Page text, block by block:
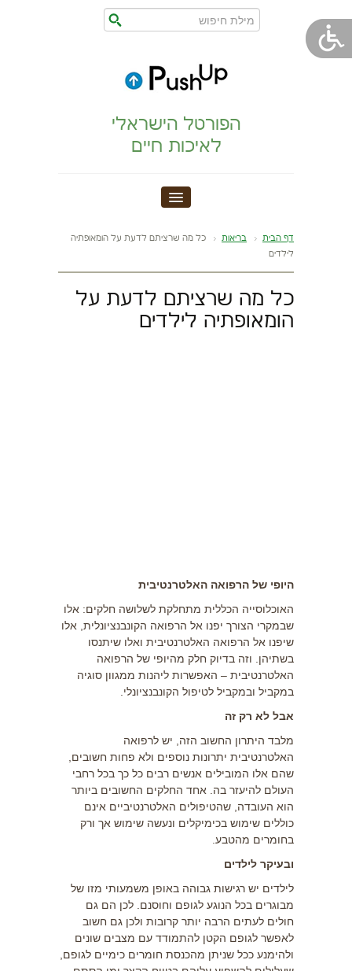
הפורטל הישראלי
לאיכות חיים
חדר כושר
הצהרת נגישות
הריון,לידה,תינוק
דף הבית בריאות
כל מה שרציתם לדעת על הומאופתיה
לילדים
כל מה שרציתם לדעת על
הומאופתיה לילדים
היופי של הרפואה האלטרנטיבית
האוכלוסייה הכללית מתחלקת לשלושה חלקים: אלו
שבמקרי הצורך יפנו אל הרפואה הקונבנציונלית, אלו
שיפנו אל הרפואה האלטרנטיבית ואלו שיתנסו
בשתיהן. וזה בדיוק חלק מהיופי של הרפואה
האלטרנטיבית – האפשרות ליהנות ממגוון סוגיה
במקביל ובמקביל לטיפול הקונבנציונלי.
אבל לא רק זה
מלבד היתרון החשוב הזה, יש לרפואה
האלטרנטיבית יתרונות נוספים ולא פחות חשובים,
שהם אלו המובילים אנשים רבים כל כך בכל רחבי
העולם להיעזר בה. אחד החלקים החשובים ביותר
הוא העובדה, שהטיפולים האלטרנטיביים אינם
כוללים שימוש בכימיקלים ונעשה שימוש אך ורק
בחומרים מהטבע.
ובעיקר לילדים
לילדים יש רגישות גבוהה באופן משמעותי מזו של
מבוגרים בכל הנוגע לגופם וחוסנם. לכן הם גם
חולים לעתים הרבה יותר קרובות ולכן גם חשוב
לאפשר לגופם הקטן להתמודד עם מצבים שונים
ולהימנע ככל שניתן מהכנסת חומרים כימיים לגופם,